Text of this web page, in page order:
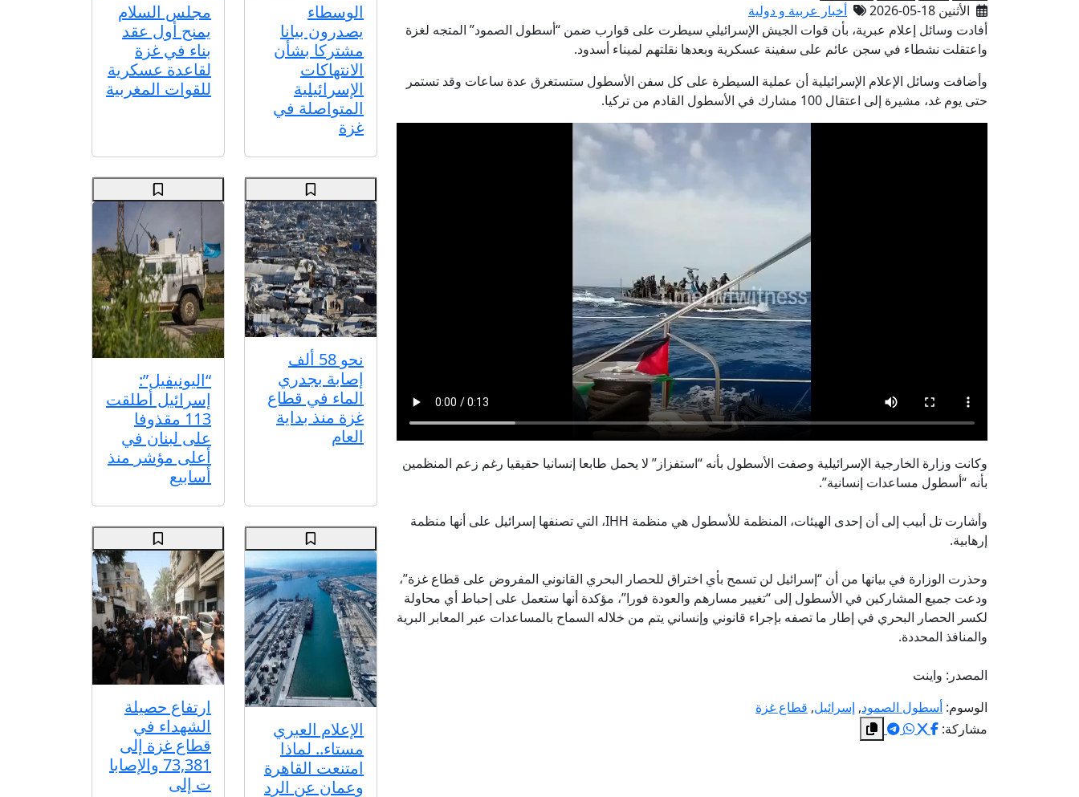
الأثنين 18-05-2026
أخبار عربية و دولية
أفادت وسائل إعلام عبرية، بأن قوات الجيش الإسرائيلي سيطرت على قوارب ضمن “أسطول الصمود” المتجه لغزة
واعتقلت نشطاء في سجن عائم على سفينة عسكرية وبعدها نقلتهم لميناء أسدود.
وأضافت وسائل الإعلام الإسرائيلية أن عملية السيطرة على كل سفن الأسطول ستستغرق عدة ساعات وقد تستمر
حتى يوم غد، مشيرة إلى اعتقال 100 مشارك في الأسطول القادم من تركيا.
وكانت وزارة الخارجية الإسرائيلية وصفت الأسطول بأنه “استفزاز” لا يحمل طابعا إنسانيا حقيقيا رغم زعم المنظمين
بأنه “أسطول مساعدات إنسانية”.
وأشارت تل أبيب إلى أن إحدى الهيئات، المنظمة للأسطول هي منظمة IHH، التي تصنفها إسرائيل على أنها منظمة
إرهابية.
وحذرت الوزارة في بيانها من أن “إسرائيل لن تسمح بأي اختراق للحصار البحري القانوني المفروض على قطاع غزة”،
ودعت جميع المشاركين في الأسطول إلى “تغيير مسارهم والعودة فورا”، مؤكدة أنها ستعمل على إحباط أي محاولة
لكسر الحصار البحري في إطار ما تصفه بإجراء قانوني وإنساني يتم من خلاله السماح بالمساعدات عبر المعابر البرية
والمنافذ المحددة.
المصدر: واينت
الوسوم: أسطول الصمود, إسرائيل, قطاع غزة
مشاركة:
الوسطاء
يصدرون بيانا
مشتركا بشأن
الانتهاكات
الإسرائيلية
المتواصلة في
غزة
مجلس السلام
يمنح أول عقد
بناء في غزة
لقاعدة عسكرية
للقوات المغربية
نحو 58 ألف
إصابة بجدري
الماء في قطاع
غزة منذ بداية
العام
“اليونيفيل”:
إسرائيل أطلقت
113 مقذوفا
على لبنان في
أعلى مؤشر منذ
أسابيع
الإعلام العبري
مستاء.. لماذا
امتنعت القاهرة
وعمان عن الرد
ارتفاع حصيلة
الشهداء في
قطاع غزة إلى
73,381 والإصابا
ت إلى